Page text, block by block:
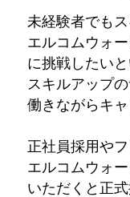
未経験者でも
エルコムウォ
に挑戦したい
スキルアップ
働きながらキ
正社員採用や
エルコムウォ
いただくと正